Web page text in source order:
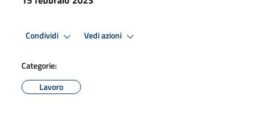
Condividi Vedi azioni
Categorie:
Lavoro